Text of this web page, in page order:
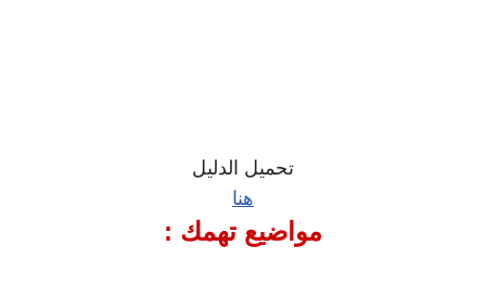
تحميل الدليل
هنا
مواضيع تهمك :